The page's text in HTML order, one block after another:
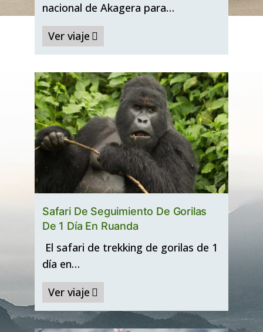
nacional de Akagera para…
Ver viaje
Safari De Seguimiento De Gorilas
De 1 Día En Ruanda
El safari de trekking de gorilas de 1
día en…
Ver viaje